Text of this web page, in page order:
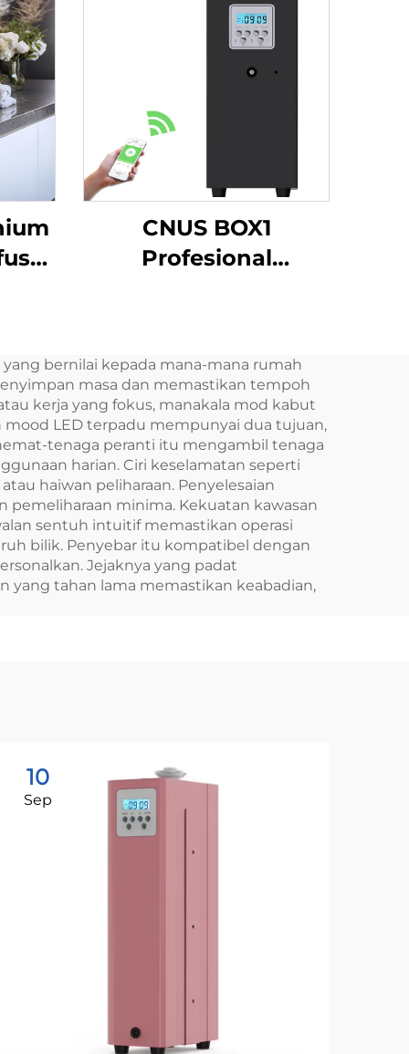
CNUS BOX1
Profesional
Perasa Perasa
Menara Diffusers
bernilai kepada mana-mana rumah
masa dan memastikan tempoh
kerja yang fokus, manakala mod kabut
LED terpadu mempunyai dua tujuan,
tenaga peranti itu mengambil tenaga
harian. Ciri keselamatan seperti
haiwan peliharaan. Penyelesaian
minima. Kekuatan kawasan
sentuh intuitif memastikan operasi
bilik. Penyebar itu kompatibel dengan
Jejaknya yang padat
yang tahan lama memastikan keabadian,
10
Sep